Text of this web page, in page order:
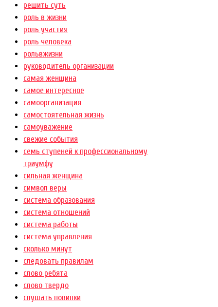
решить суть
роль в жизни
роль участия
роль человека
рольвжизни
руководитель организации
самая женщина
самое интересное
самоорганизация
самостоятельная жизнь
самоуважение
свежие события
семь ступеней к профессиональному
триумфу
сильная женщина
символ веры
система образования
система отношений
система работы
система управления
сколько минут
следовать правилам
слово ребята
слово твердо
слушать новинки